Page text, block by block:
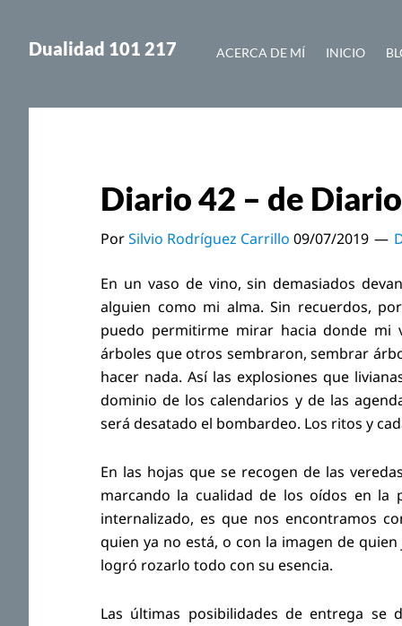
contenido
lateral
Dualidad 101 217 ACERCA DE MÍ INICIO
Diario 42 – de
PorSilvio Rodríguez Carrillo 09/07/2019
En un vaso de vino, sin demasiados
alguien como mi alma. Sin recuerdos,
puedo permitirme mirar hacia donde mi
árboles que otros sembraron, sembrar
hacer nada. Así las explosiones que
dominio de los calendarios y de las
será desatado el bombardeo. Los ritos y
En las hojas que se recogen de las
marcando la cualidad de los oídos en la
internalizado, es que nos encontramos
quien ya no está, o con la imagen de
logró rozarlo todo con su esencia.
Las últimas posibilidades de entrega